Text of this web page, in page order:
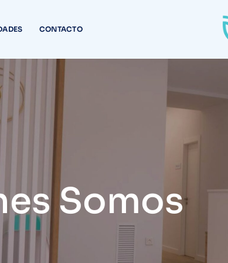
CONTACTO
Somos